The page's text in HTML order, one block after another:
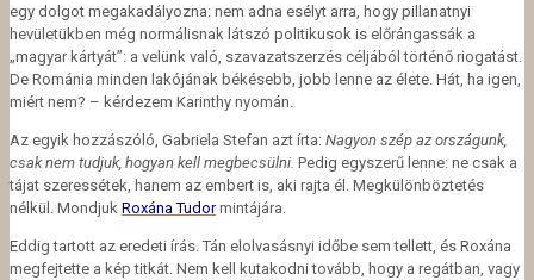
egy dolgot megakadályozna: nem adna esélyt arra, hogy pillanatnyi
hevületükben még normálisnak látszó politikusok is előrángassák a
„magyar kártyát”: a velünk való, szavazatszerzés céljából történő riogatást.
De Románia minden lakójának békésebb, jobb lenne az élete. Hát, ha igen,
miért nem? – kérdezem Karinthy nyomán.
Az egyik hozzászóló, Gabriela Stefan azt írta: Nagyon szép az országunk,
csak nem tudjuk, hogyan kell megbecsülni. Pedig egyszerű lenne: ne csak a
tájat szeressétek, hanem az embert is, aki rajta él. Megkülönböztetés
nélkül. Mondjuk Roxána Tudormintájára.
Eddig tartott az eredeti írás. Tán elolvasásnyi időbe sem tellett, és Roxána
megfejtette a kép titkát. Nem kell kutakodni tovább, hogy a regátban, vagy